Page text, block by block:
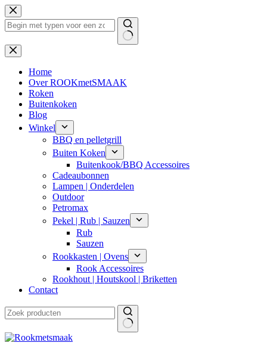
Ga
naar
de
Geen
resultaten
Home
Over ROOKmetSMAAK
Roken
Buitenkoken
Blog
Winkel
BBQ en pelletgrill
Buiten Koken
Buitenkook/BBQ Accessoires
Cadeaubonnen
Lampen | Onderdelen
Outdoor
Petromax
Pekel | Rub | Sauzen
Rub
Sauzen
Rookkasten | Ovens
Rook Accessoires
Rookhout | Houtskool | Briketten
Contact